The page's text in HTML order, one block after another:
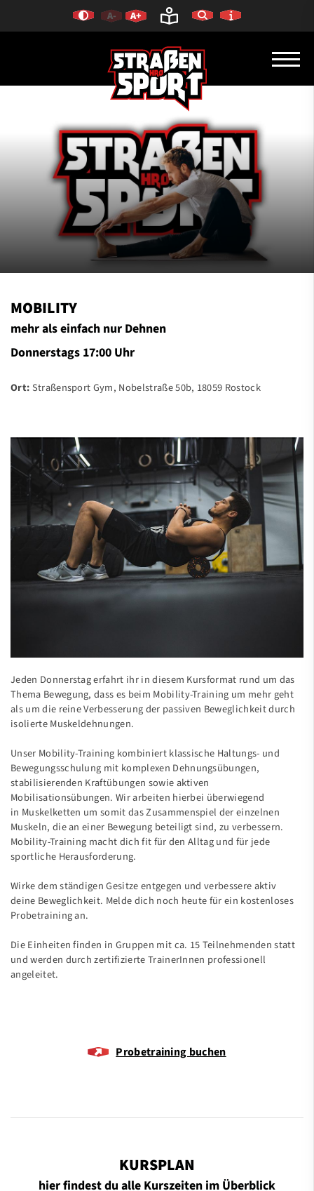
A- A+
MOBILITY
mehr als einfach nur Dehnen
Donnerstags 17:00 Uhr
Ort:Straßensport Gym, Nobelstraße 50b, 18059 Rostock
Jeden Donnerstag erfahrt ihr in diesem Kursformat rund um das
Thema Bewegung, dass es beim Mobility-Training um mehr geht
als um die reine Verbesserung der passiven Beweglichkeit durch
isolierte Muskeldehnungen.
Unser Mobility-Training kombiniert klassische Haltungs- und
Bewegungsschulung mit komplexen Dehnungsübungen,
stabilisierenden Kraftübungen sowie aktiven
Mobilisationsübungen. Wir arbeiten hierbei überwiegend
in Muskelketten um somit das Zusammenspiel der einzelnen
Muskeln, die an einer Bewegung beteiligt sind, zu verbessern.
Mobility-Training macht dich fit für den Alltag und für jede
sportliche Herausforderung.
Wirke dem ständigen Gesitze entgegen und verbessere aktiv
deine Beweglichkeit. Melde dich noch heute für ein kostenloses
Probetraining an.
Die Einheiten finden in Gruppen mit ca. 15 Teilnehmenden statt
und werden durch zertifizierte TrainerInnen professionell
angeleitet.
Probetraining buchen
KURSPLAN
hier findest du alle Kurszeiten im Überblick